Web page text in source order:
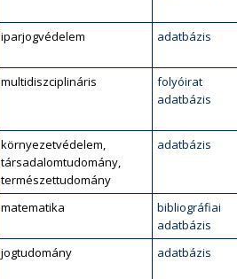
iparjogvédelem adatbázis
multidiszciplináris
folyóirat
adatbázis
környezetvédelem,
társadalomtudomány,
természettudomány
adatbázis
matematika
bibliográfiai
adatbázis
jogtudomány adatbázis